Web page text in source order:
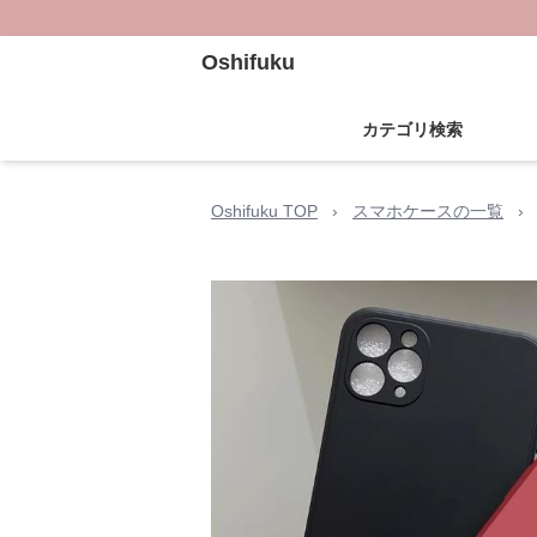
Oshifuku
カテゴリ検索
Oshifuku TOP › スマホケースの一覧 ›